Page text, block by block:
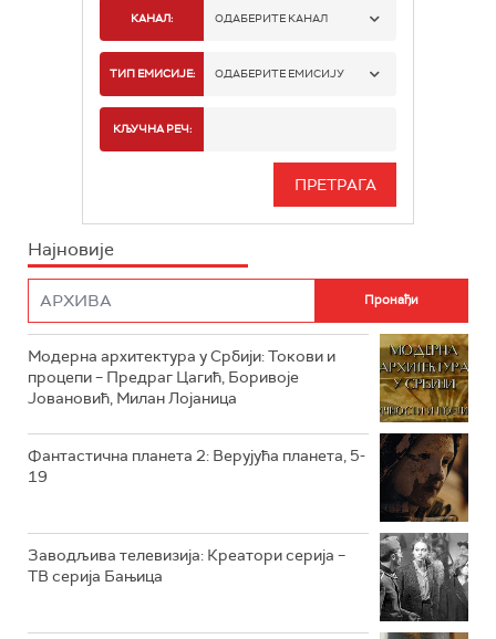
КАНАЛ: ОДАБЕРИТЕ КАНАЛ
РТС 1
РТС 3
РТС ЖИВОТ
РТС КОЛО
ТИП ЕМИСИЈЕ: ОДАБЕРИТЕ ЕМИСИЈУ
КЉУЧНА РЕЧ:
Најновије
Модерна архитектура у Србији: Токови и
процепи – Предраг Цагић, Боривоје
Јовановић, Милан Лојаница
Фантастична планета 2: Верујућа планета, 5-
19
Заводљива телевизија: Креатори серија –
ТВ серија Бањица